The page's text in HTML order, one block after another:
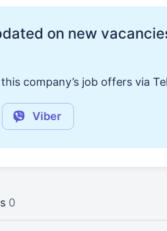
on new
company’s job offers via
Viber
0